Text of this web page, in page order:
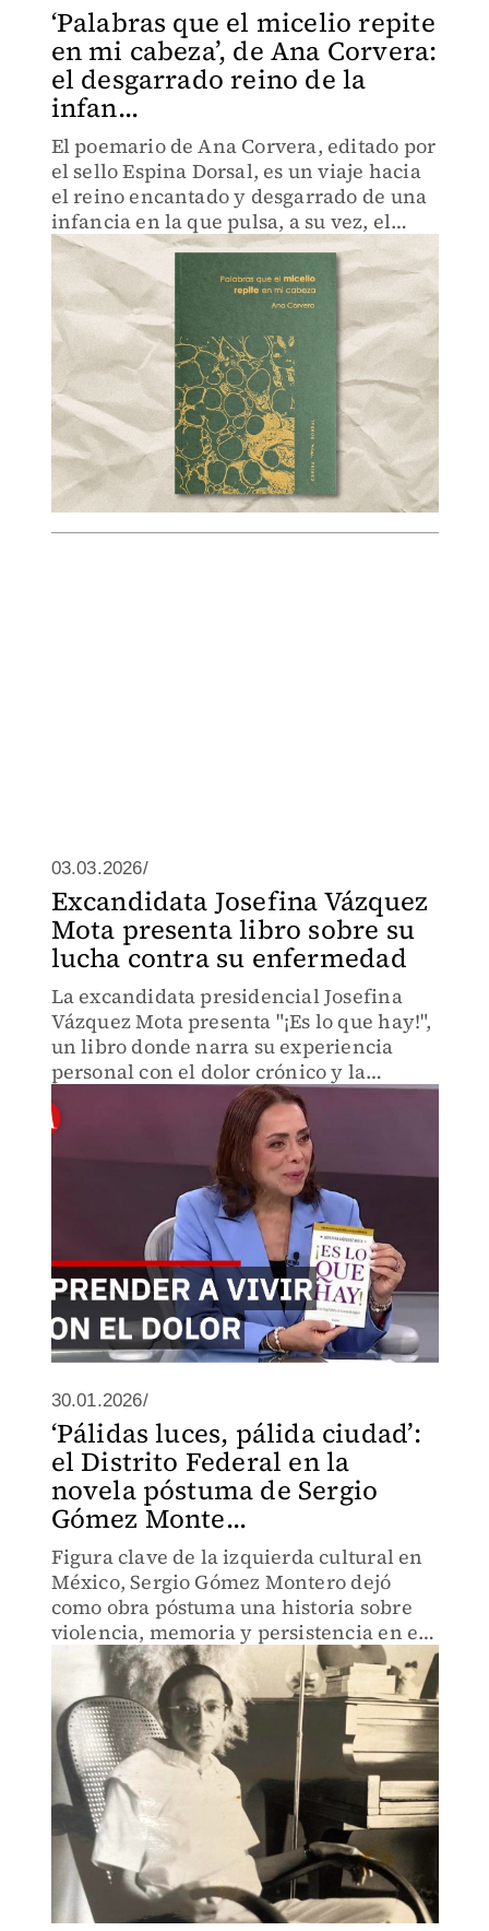
‘Palabras que el micelio repite
en mi cabeza’, de Ana Corvera:
el desgarrado reino de la
infan...
El poemario de Ana Corvera, editado por
el sello Espina Dorsal, es un viaje hacia
el reino encantado y desgarrado de una
infancia en la que pulsa, a su vez, el
reino de los hongos y los micelios.
03.03.2026/
Excandidata Josefina Vázquez
Mota presenta libro sobre su
lucha contra su enfermedad
La excandidata presidencial Josefina
Vázquez Mota presenta "¡Es lo que hay!",
un libro donde narra su experiencia
personal con el dolor crónico y la
pérdida de la salud. Un testimonio de
resiliencia escrito para acompañar a
30.01.2026/
‘Pálidas luces, pálida ciudad’:
el Distrito Federal en la
novela póstuma de Sergio
Gómez Monte...
Figura clave de la izquierda cultural en
México, Sergio Gómez Montero dejó
como obra póstuma una historia sobre
violencia, memoria y persistencia en el
Distrito Federal. Lee el fragmento de la
novela incluido al final de este texto.